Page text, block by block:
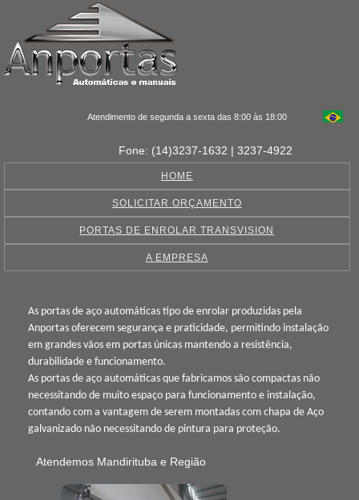
Atendimento de segunda a sexta das 8:00 às 18:00
Fone: (14)3237-1632 | 3237-4922
HOME
SOLICITAR ORÇAMENTO
PORTAS DE ENROLAR TRANSVISION
A EMPRESA
As portas de aço automáticas tipo de enrolar produzidas pela
Anportas oferecem segurança e praticidade, permitindo instalação
em grandes vãos em portas únicas mantendo a resistência,
durabilidade e funcionamento.
As portas de aço automáticas que fabricamos são compactas não
necessitando de muito espaço para funcionamento e instalação,
contando com a vantagem de serem montadas com chapa de Aço
galvanizado não necessitando de pintura para proteção.
Atendemos Mandirituba e Região